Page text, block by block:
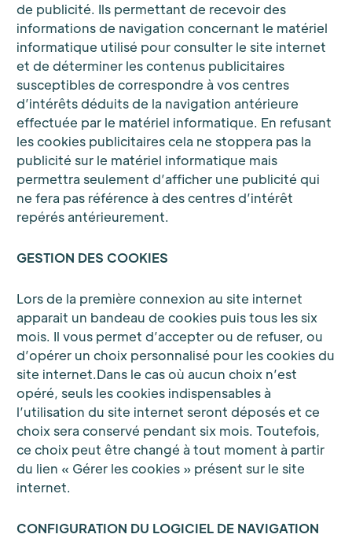
de publicité. Ils permettant de recevoir des
informations de navigation concernant le matériel
informatique utilisé pour consulter le site internet
et de déterminer les contenus publicitaires
susceptibles de correspondre à vos centres
d’intérêts déduits de la navigation antérieure
effectuée par le matériel informatique. En refusant
les cookies publicitaires cela ne stoppera pas la
publicité sur le matériel informatique mais
permettra seulement d’afficher une publicité qui
ne fera pas référence à des centres d’intérêt
repérés antérieurement.
GESTION DES COOKIES
Lors de la première connexion au site internet
apparait un bandeau de cookies puis tous les six
mois. Il vous permet d’accepter ou de refuser, ou
d’opérer un choix personnalisé pour les cookies du
site internet.Dans le cas où aucun choix n’est
opéré, seuls les cookies indispensables à
l’utilisation du site internet seront déposés et ce
choix sera conservé pendant six mois. Toutefois,
ce choix peut être changé à tout moment à partir
du lien « Gérer les cookies » présent sur le site
internet.
CONFIGURATION DU LOGICIEL DE NAVIGATION